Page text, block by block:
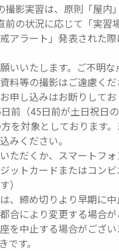
影実習は、原則「屋内
の状況に応じて「実習
アラート」発表された
いいたします。ご不明
料等の撮影はご遠慮くだ
申し込みはお断りしてお
前（45日前が土日祝日
を対象としております
みください。
ただくか、スマートフ
ットカードまたはコン
）
、締め切りより早期に中
合により変更する場合が
を中止する場合がござい
す。